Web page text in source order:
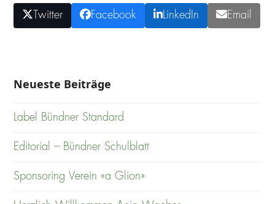
Twitter Facebook LinkedIn Email
Neueste Beiträge
Label Bündner Standard
Editorial – Bündner Schulblatt
Sponsoring Verein «a Glion»